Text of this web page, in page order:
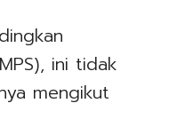
ini tidak
mengikut